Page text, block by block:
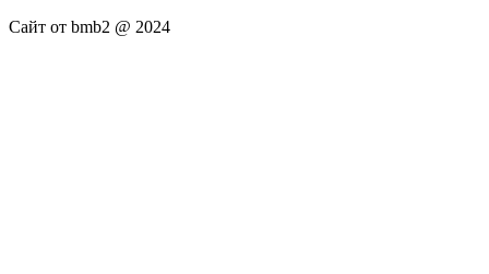
Сайт от bmb2 @ 2024